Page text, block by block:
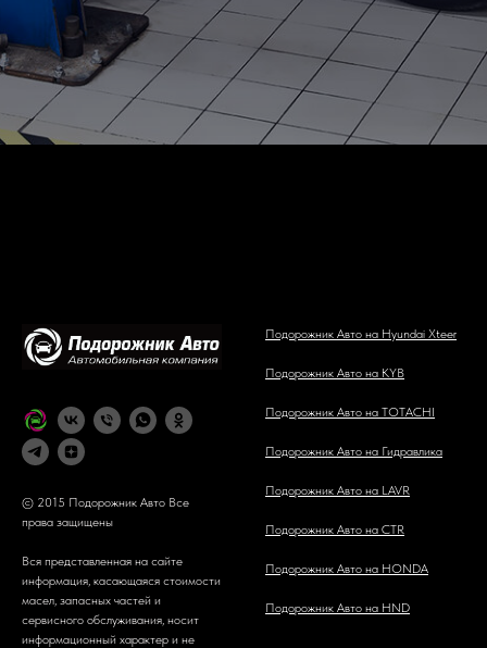
© 2015 Подорожник Авто Все
права защищены
Вся представленная на сайте
информация, касающаяся стоимости
масел, запасных частей и
сервисного обслуживания, носит
информационный характер и не
Подорожник Авто на Hyundai Xteer
Подорожник Авто на KYB
Подорожник Авто на TOTACHI
Подорожник Авто на Гидравлика
Подорожник Авто на LAVR
Подорожник Авто на CTR
Подорожник Авто на HONDA
Подорожник Авто на HND